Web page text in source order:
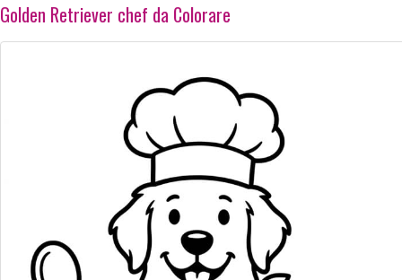
Golden Retriever chef da Colorare